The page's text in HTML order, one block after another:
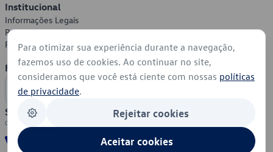
Institucional
Informações Legais
Política de Privacidade
Política de Cookies
Formas de Pagamento
Segurança
Para otimizar sua experiência durante a navegação,
fazemos uso de cookies. Ao continuar no site,
consideramos que você está ciente com nossas políticas
de privacidade.
Rejeitar cookies
Aceitar cookies